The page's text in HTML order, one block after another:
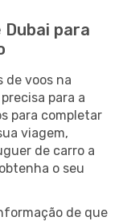
Dubai para
de voos na
para a
para completar
viagem,
de carro a
o seu
de que